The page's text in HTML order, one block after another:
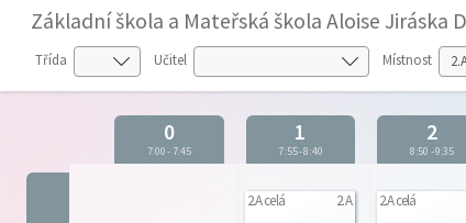
Základní škola a Mateřská škola Aloise
Třída Učitel Místnost
0
7:00-7:45
1
7:55-8:40
2
8:50 -9:35
2.A celá 2.A 2.A celá